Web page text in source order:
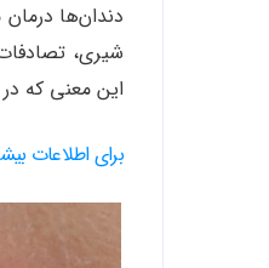
دندان‌ها
شیری،
این معنی که در
برای اطلاعات